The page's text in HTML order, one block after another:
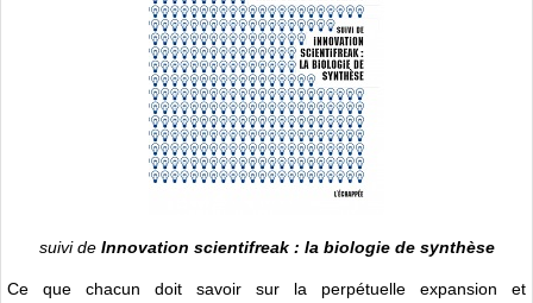
suivi de Innovation scientifreak : la biologie de synthèse
Ce que chacun doit savoir sur la perpétuelle expansion et